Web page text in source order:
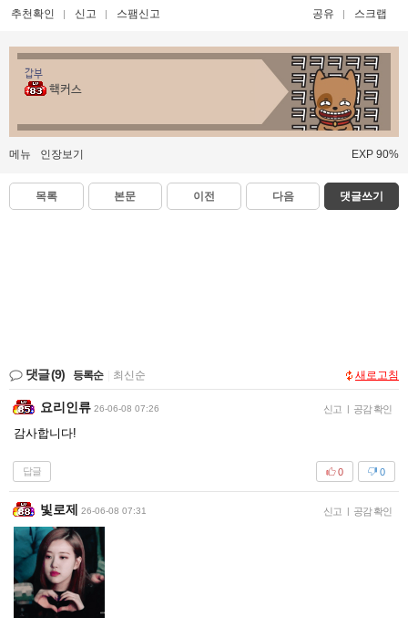
추천확인 신고 스팸신고 공유 스크랩
갑부
핵커스
메뉴 인장보기 EXP 90%
목록 본문 이전 다음 댓글쓰기
댓글(9) 등록순 최신순 새로고침
요리인류 26-06-08 07:26 신고 | 공감 확인
감사합니다!
답글 0
0
빛로제 26-06-08 07:31 신고 | 공감 확인